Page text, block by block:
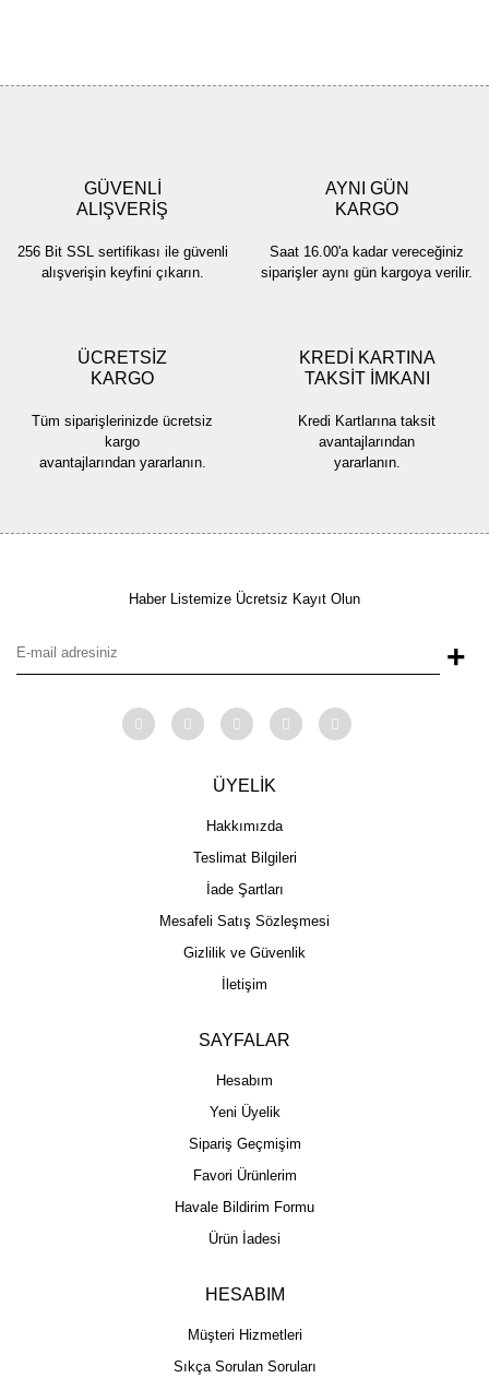
GÜVENLİ
ALIŞVERİŞ
256 Bit SSL sertifikası ile güvenli
alışverişin keyfini çıkarın.
AYNI GÜN
KARGO
Saat 16.00'a kadar vereceğiniz
siparişler aynı gün kargoya verilir.
ÜCRETSİZ
KARGO
Tüm siparişlerinizde ücretsiz
kargo
avantajlarından yararlanın.
KREDİ KARTINA
TAKSİT İMKANI
Kredi Kartlarına taksit
avantajlarından
yararlanın.
Haber Listemize Ücretsiz Kayıt Olun
+
ÜYELİK
Hakkımızda
Teslimat Bilgileri
İade Şartları
Mesafeli Satış Sözleşmesi
Gizlilik ve Güvenlik
İletişim
SAYFALAR
Hesabım
Yeni Üyelik
Sipariş Geçmişim
Favori Ürünlerim
Havale Bildirim Formu
Ürün İadesi
HESABIM
Müşteri Hizmetleri
Sıkça Sorulan Soruları